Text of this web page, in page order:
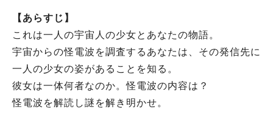
【あらすじ】
これは一人の宇宙人の少女とあなたの物語。
宇宙からの怪電波を調査するあなたは、その発信先に
一人の少女の姿があることを知る。
彼女は一体何者なのか。怪電波の内容は？
怪電波を解読し謎を解き明かせ。